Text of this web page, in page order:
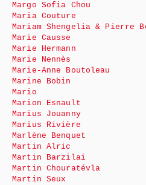
Margo Sofia Chou
Maria Couture
Mariam Shengelia & Pierre
Marie Causse
Marie Hermann
Marie Nennès
Marie-Anne Boutoleau
Marine Bobin
Mario
Marion Esnault
Marius Jouanny
Marius Rivière
Marlène Benquet
Martin Alric
Martin Barzilai
Martin Chouratévla
Martin Seux